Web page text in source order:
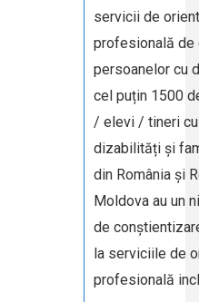
servicii de
profesională de
persoanelor cu
cel puțin 1500
/ elevi / tineri cu
dizabilități și
din România și
Moldova au un
de
la serviciile de
profesională